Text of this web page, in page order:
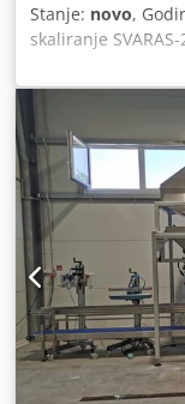
Stanje: novo,
skaliranje
proizvoda po
kese. Uređaj
orašaste
SVARAS-2 je
ili pokretanje
punjenje,
Kapacitet –
Tačnost – 1%* •
Dodpsic Rkxsfx
1400ml. • Kontrola
540x630x670mm
proizvodom -
džep za vaganje i
33kg • El.